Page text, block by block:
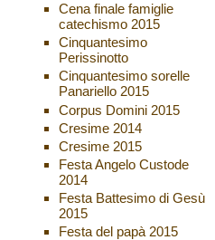
Cena finale famiglie
catechismo 2015
Cinquantesimo
Perissinotto
Cinquantesimo sorelle
Panariello 2015
Corpus Domini 2015
Cresime 2014
Cresime 2015
Festa Angelo Custode
2014
Festa Battesimo di Gesù
2015
Festa del papà 2015